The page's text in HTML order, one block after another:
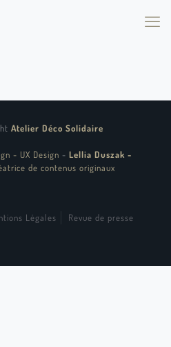
Atelier Déco Solidaire
- UX Design - Lellia Duszak -
de contenus originaux
Légales Revue de presse